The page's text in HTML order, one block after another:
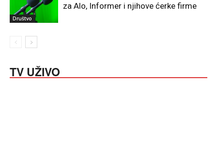
Društvo
za Alo, Informer i njihove ćerke firme
TV UŽIVO